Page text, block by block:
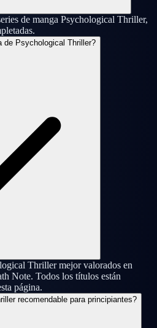
de manga Psychological Thriller,
de Psychological Thriller?
Thriller mejor valorados en
Note. Todos los títulos están
página.
recomendable para principiantes?